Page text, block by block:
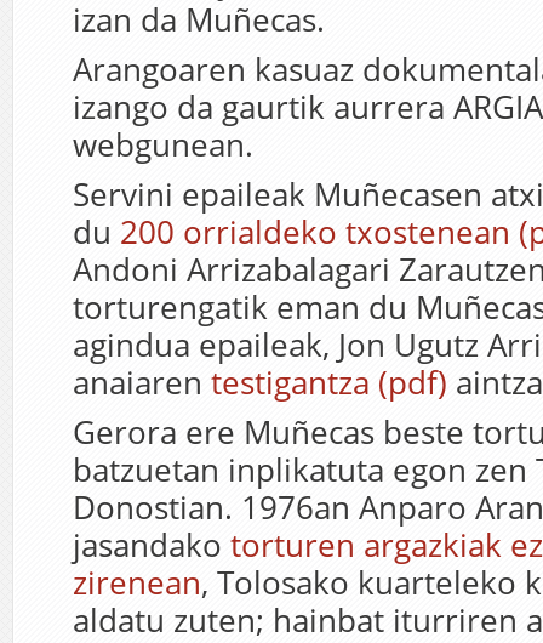
izan da Muñecas.
Arangoaren kasuaz
izango da gaurtik aurrera
webgunean.
Servini epaileak Muñecasen
du 200 orrialdeko txostenean
Andoni Arrizabalagari
torturengatik eman du
agindua epaileak, Jon Ugutz
anaiaren testigantza (pdf)
Gerora ere Muñecas beste
batzuetan inplikatuta egon zen
Donostian. 1976an Anparo
jasandako torturen argazkiak
zirenean, Tolosako kuarteleko
aldatu zuten; hainbat iturriren